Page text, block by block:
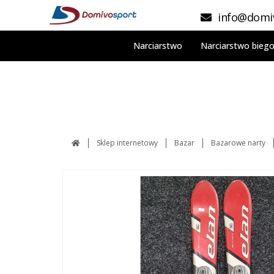
Narciarstwo Narciarstwo
Sklep internetowy Bazar Bazarowe narty